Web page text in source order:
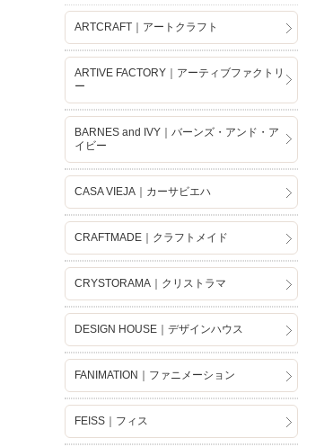
ARTCRAFT｜アートクラフト
ARTIVE FACTORY｜アーティブファクトリ
ー
BARNES and IVY｜バーンズ・アンド・ア
イビー
CASA VIEJA｜カーサビエハ
CRAFTMADE｜クラフトメイド
CRYSTORAMA｜クリストラマ
DESIGN HOUSE｜デザインハウス
FANIMATION｜ファニメーション
FEISS｜フィス